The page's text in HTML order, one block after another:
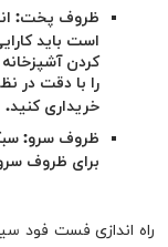
ظروف پخت:
است باید
کردن
را با دقت در
خریداری کنید.
ظروف سرو:
برای ظروف
راه اندازی فست فود